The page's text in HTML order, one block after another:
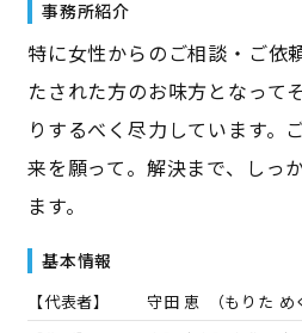
事務所紹介
特に女性からのご相談・ご依
たされた方のお味方となって
りするべく尽力しています。
来を願って。解決まで、しっ
ます。
基本情報
【代表者】 守田 恵 （もりた め